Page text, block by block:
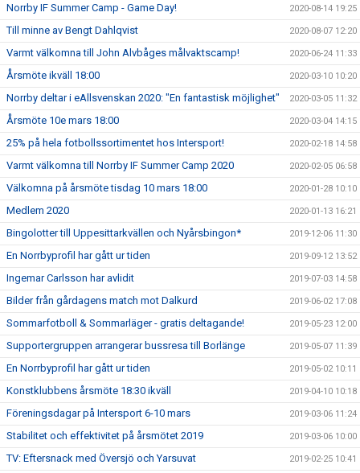
Norrby IF Summer Camp - Game Day! 2020-08-14 19:25
Till minne av Bengt Dahlqvist 2020-08-07 12:20
Varmt välkomna till John Alvbåges målvaktscamp! 2020-06-24 11:33
Årsmöte ikväll 18:00 2020-03-10 10:20
Norrby deltar i eAllsvenskan 2020: "En fantastisk möjlighet" 2020-03-05 11:32
Årsmöte 10e mars 18:00 2020-03-04 14:15
25% på hela fotbollssortimentet hos Intersport! 2020-02-18 14:58
Varmt välkomna till Norrby IF Summer Camp 2020 2020-02-05 06:58
Välkomna på årsmöte tisdag 10 mars 18:00 2020-01-28 10:10
Medlem 2020 2020-01-13 16:21
Bingolotter till Uppesittarkvällen och Nyårsbingon* 2019-12-06 11:30
En Norrbyprofil har gått ur tiden 2019-09-12 13:52
Ingemar Carlsson har avlidit 2019-07-03 14:58
Bilder från gårdagens match mot Dalkurd 2019-06-02 17:08
Sommarfotboll & Sommarläger - gratis deltagande! 2019-05-23 12:00
Supportergruppen arrangerar bussresa till Borlänge 2019-05-07 11:39
En Norrbyprofil har gått ur tiden 2019-05-02 10:11
Konstklubbens årsmöte 18:30 ikväll 2019-04-10 10:18
Föreningsdagar på Intersport 6-10 mars 2019-03-06 11:24
Stabilitet och effektivitet på årsmötet 2019 2019-03-06 10:00
TV: Eftersnack med Översjö och Yarsuvat 2019-02-25 10:41